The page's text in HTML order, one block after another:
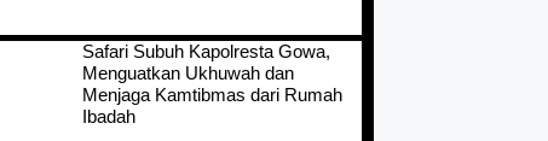
Safari Subuh Kapolresta Gowa,
Menguatkan Ukhuwah dan
Menjaga Kamtibmas dari Rumah
Ibadah